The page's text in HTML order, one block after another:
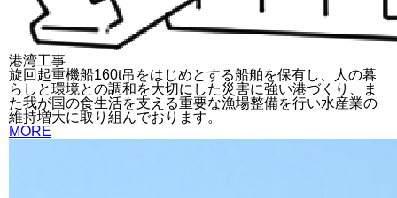
港湾工事
旋回起重機船160t吊をはじめとする船舶を保有し、人の暮
らしと環境との調和を大切にした災害に強い港づくり、ま
た我が国の食生活を支える重要な漁場整備を行い水産業の
維持増大に取り組んでおります。
MORE